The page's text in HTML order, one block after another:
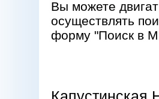
Вы можете
осуществлять
форму "Поиск в